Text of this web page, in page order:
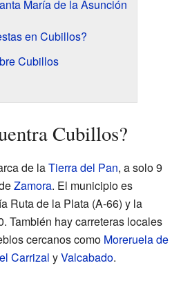
María de la Asunción
en Cubillos?
Cubillos
Cubillos?
de laTierra del Pan, a solo 9
Zamora. El municipio es
Ruta de la Plata (A-66) y la
También hay carreteras locales
cercanos como Moreruela de
Carrizal yValcabado.